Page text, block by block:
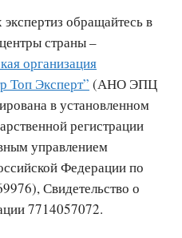
обращайтесь в
страны –
организация
Топ Эксперт” (АНО ЭПЦ
в установленном
регистрации
управлением
Федерации по
Свидетельство о
7714057072.